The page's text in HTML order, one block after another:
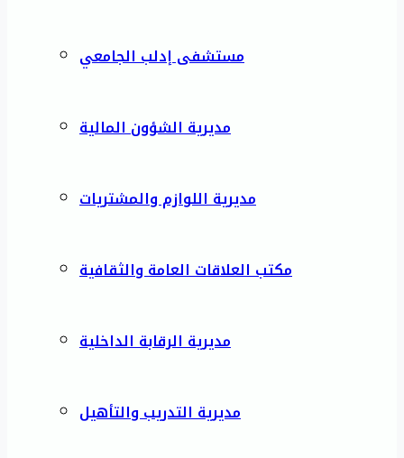
مستشفى إدلب الجامعي
مديرية الشؤون المالية
مديرية اللوازم والمشتريات
مكتب العلاقات العامة والثقافية
مديرية الرقابة الداخلية
مديرية التدريب والتأهيل